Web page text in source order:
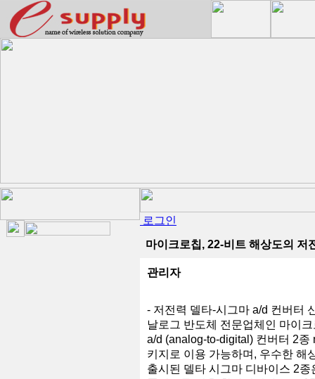
로그인
마이크로칩, 22-비트 해상도의 저
관리자
- 저전력 델타-시그마 a/d 컨버터
날로그 반도체 전문업체인 마이
a/d (analog-to-digital) 컨버터 2
키지로 이용 가능하며, 우수한 해
출시된 델타 시그마 디바이스 2